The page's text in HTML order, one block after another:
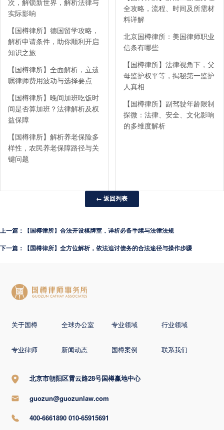
次，解锁新世界，解析法律与
实际影响
【国樽律所】德国留学攻略，
解析申请条件，助你顺利开启
知识之旅
【国樽律所】全面解析，立遗
嘱律师费用波动与选择要点
【国樽律所】晚间加班吃饭时
间是否算加班？法律解析及权
益保障
【国樽律所】解析养老保险多
样性，农民养老保障路径与关
键问题
全攻略，流程、时间及所需材
料详解
北京国樽律所：美国律师职业
信条有哪些
【国樽律所】法律视角下，父
母监护权平等，揭秘第一监护
人真相
【国樽律所】副驾驶年龄限制
探微：法律、安全、文化影响
的多维度解析
← 返回列表
上一篇：【国樽律所】合法开设棋牌室，详析必备手续与法律法规
下一篇：【国樽律所】全方位解析，依法追讨债务的合法途径与操作步骤
关于国樽 全球办公室 专业领域 行业领域
专业律师 新闻动态 国樽案例 联系我们
北京市朝阳区霄云路28号国樽赢地中心
guozun@guozunlaw.com
400-6661890 010-65915691